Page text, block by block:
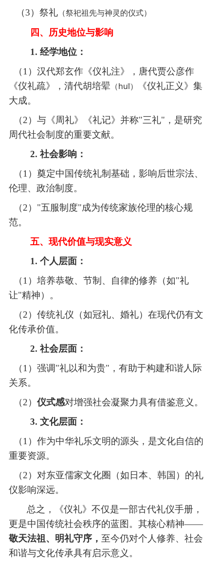
（3） 祭礼（祭祀祖先与神灵的仪式）
四、历史地位与影响
1. 经学地位：
（1） 汉代郑玄作《仪礼注》，唐代贾公彦作
《仪礼疏》，清代胡培翚（huī）
《仪礼正义》集
大成。
（2） 与《周礼》《礼记》并称"三礼"，是研究
周代社会制度的重要文献。
2. 社会影响：
（1） 奠定中国传统礼制基础，影响后世宗法、
伦理、政治制度。
（2）"五服制度"成为传统家族伦理的核心规
范。
五、现代价值与现实意义
1. 个人层面：
（1） 培养恭敬、节制、自律的修养（如"礼
让"精神）。
（2） 传统礼仪（如冠礼、婚礼）在现代仍有文
化传承价值。
2. 社会层面：
（1） 强调"礼以和为贵"，有助于构建和谐人际
关系。
（2） 仪式感对增强社会凝聚力具有借鉴意义。
3. 文化层面：
（1） 作为中华礼乐文明的源头，是文化自信的
重要资源。
（2） 对东亚儒家文化圈（如日本、韩国）的礼
仪影响深远。
总之，
《仪礼》不仅是一部古代礼仪手册，
更是中国传统社会秩序的蓝图。其核心精神——
敬天法祖、明礼守序， 至今仍对个人修养、社会
和谐与文化传承具有启示意义。